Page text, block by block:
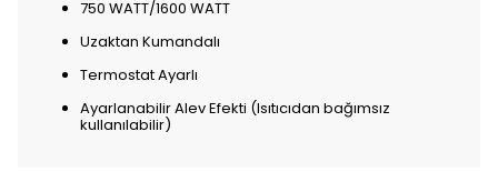
750 WATT/1600 WATT
Uzaktan Kumandalı
Termostat Ayarlı
Ayarlanabilir Alev Efekti (Isıtıcıdan bağımsız
kullanılabilir)